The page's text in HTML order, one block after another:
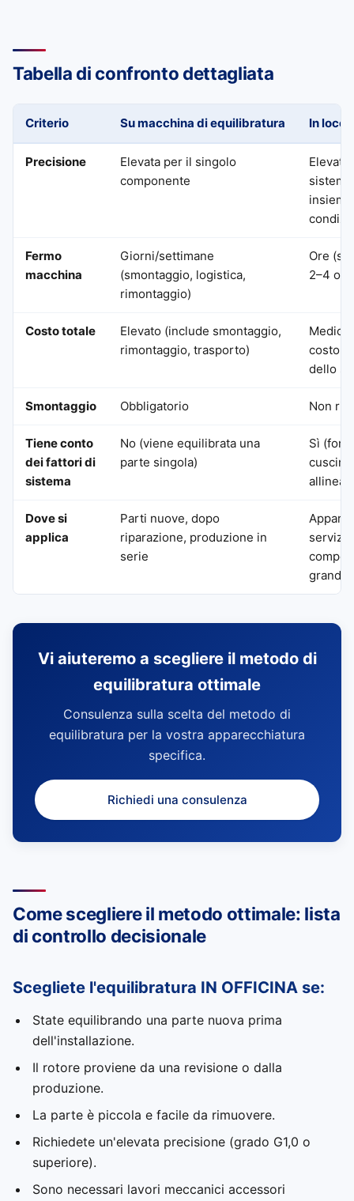
Tabella di confronto dettagliata
Criterio Su macchina di equilibratura In loco
Precisione
Elevata per il singolo
componente
Elevata
Fermo
macchina
Giorni/settimane
(smontaggio, logistica,
rimontaggio)
Ore
2–4
Costo totale
Elevato (include smontaggio,
rimontaggio, trasporto)
Medio
costo
dello
Smontaggio Obbligatorio Non
Tiene conto
dei fattori di
sistema
No (viene equilibrata una
parte singola)
Sì
Dove si
applica
Parti nuove, dopo
riparazione, produzione in
serie
grandi
Vi aiuteremo a scegliere il metodo di
equilibratura ottimale
Consulenza sulla scelta del metodo di
equilibratura per la vostra apparecchiatura
specifica.
Richiedi una consulenza
Come scegliere il metodo ottimale: lista
di controllo decisionale
Scegliete l'equilibratura IN OFFICINA se:
State equilibrando una parte nuova prima
dell'installazione.
Il rotore proviene da una revisione o dalla
produzione.
La parte è piccola e facile da rimuovere.
Richiedete un'elevata precisione (grado G1,0 o
superiore).
Sono necessari lavori meccanici accessori